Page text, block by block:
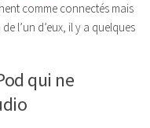
comme connectés mais
l’un d’eux, il y a quelques
qui ne